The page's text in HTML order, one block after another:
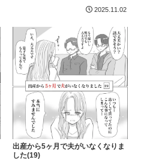
2025.11.02
出産から5ヶ月で夫がいなくなりま
した(19)